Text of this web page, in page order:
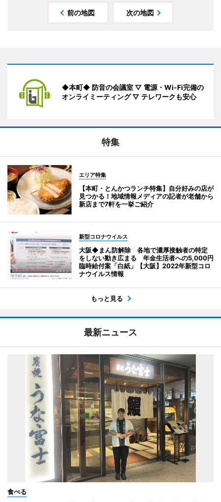
前の地図 次の地図
◆本町◆ 防音の会議室 ▽ 電源・Wi-Fi完備の
オンライミーティング ▽ テレワークも安心
特集
エリア特集
【本町・とんかつランチ特集】自分好みの店が
見つかる！地域情報メディアの記者が老舗から
新店まで7軒を一挙ご紹介
新型コロナウイルス
大阪◆まん防解除 各地で濃厚接触者の特定
をしない動き広まる 年金生活者への5,000円
臨時給付案「白紙」【大阪】2022年新型コロ
ナウイルス情報
もっと見る
最新ニュース
食べる